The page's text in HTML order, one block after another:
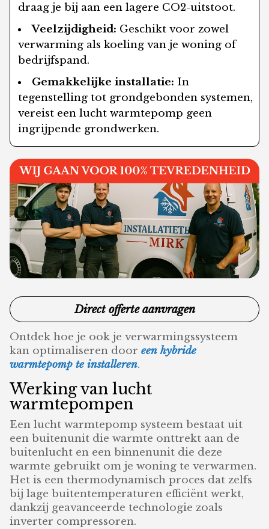
draag je bij aan een lagere CO2-uitstoot.
Veelzijdigheid: Geschikt voor zowel
verwarming als koeling van je woning of
bedrijfspand.
Gemakkelijke installatie: In
tegenstelling tot grondgebonden systemen,
vereist een lucht warmtepomp geen
ingrijpende grondwerken.
Direct offerte aanvragen
Ontdek hoe je ook je verwarmingssysteem
kan optimaliseren dooreen hybride
warmtepomp te installeren.
Werking van lucht
warmtepompen
Een lucht warmtepomp systeem bestaat uit
een buitenunit die warmte onttrekt aan de
buitenlucht en een binnenunit die deze
warmte gebruikt om je woning te verwarmen.
Het is een thermodynamisch proces dat zelfs
bij lage buitentemperaturen efficiënt werkt,
dankzij geavanceerde technologie zoals
inverter compressoren.